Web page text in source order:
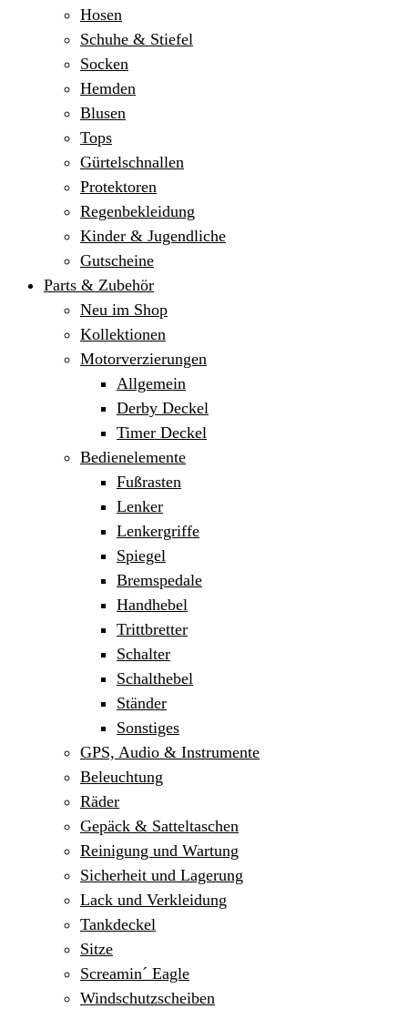
Hosen
Schuhe & Stiefel
Socken
Hemden
Blusen
Tops
Gürtelschnallen
Protektoren
Regenbekleidung
Kinder & Jugendliche
Gutscheine
Parts & Zubehör
Neu im Shop
Kollektionen
Motorverzierungen
Allgemein
Derby Deckel
Timer Deckel
Bedienelemente
Fußrasten
Lenker
Lenkergriffe
Spiegel
Bremspedale
Handhebel
Trittbretter
Schalter
Schalthebel
Ständer
Sonstiges
GPS, Audio & Instrumente
Beleuchtung
Räder
Gepäck & Satteltaschen
Reinigung und Wartung
Sicherheit und Lagerung
Lack und Verkleidung
Tankdeckel
Sitze
Screamin´ Eagle
Windschutzscheiben